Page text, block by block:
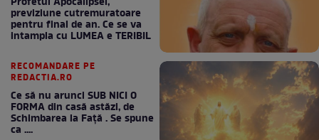
previziune cutremuratoare
pentru final de an. Ce se va
intampla cu LUMEA e TERIBIL
RECOMANDARE PE
REDACTIA.RO
Ce să nu arunci SUB NICI O
FORMA din casă astăzi, de
Schimbarea la Față . Se spune
ca ....